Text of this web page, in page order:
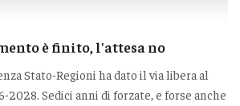
è finito, l'attesa no
Stato-Regioni ha dato il via libera al
2028. Sedici anni di forzate, e forse anche